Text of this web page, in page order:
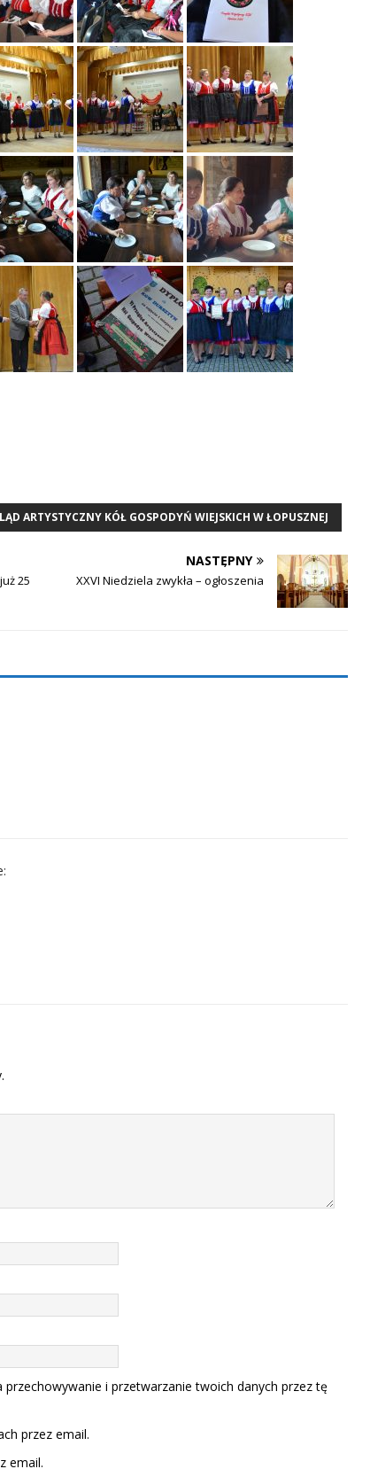
ARTYSTYCZNY KÓŁ GOSPODYŃ WIEJSKICH W ŁOPUSZNEJ
25
NASTĘPNY
XXVI Niedziela zwykła – ogłoszenia
i przetwarzanie twoich danych przez tę
przez email.
email.